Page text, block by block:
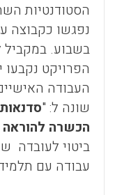
הסטודנטיות
נפגשו כקבוצה
בשבוע.
הפרויקט נקבעו
העבודה
שונה ל: "
הכשרה
ביטוי לעובדה
עבודה עם